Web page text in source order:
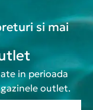
si mai
in perioada
outlet.